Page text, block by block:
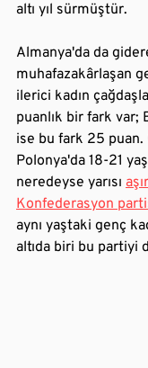
altı yıl sürmüştür.
Almanya'da da
muhafazakârlaşan
ilerici kadın
puanlık bir fark var;
ise bu fark 25 puan.
Polonya'da 18-21
neredeyse yarısı
Konfederasyon
aynı yaştaki genç
altıda biri bu partiyi